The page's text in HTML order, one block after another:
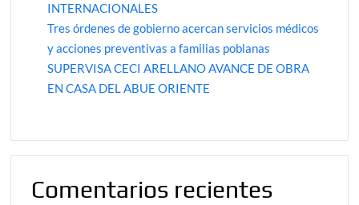
INTERNACIONALES
Tres órdenes de gobierno acercan servicios médicos
y acciones preventivas a familias poblanas
SUPERVISA CECI ARELLANO AVANCE DE OBRA
EN CASA DEL ABUE ORIENTE
Comentarios recientes